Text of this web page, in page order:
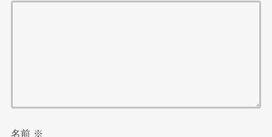
名前 ※